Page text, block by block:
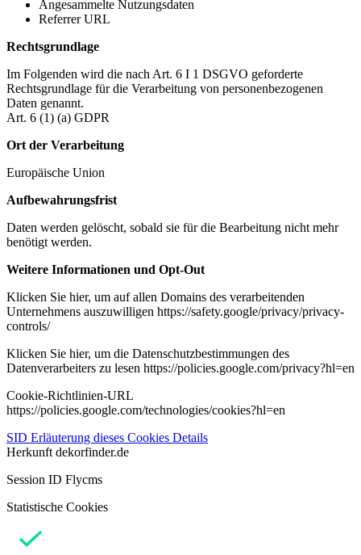
Angesammelte Nutzungsdaten
Referrer URL
Rechtsgrundlage
Im Folgenden wird die nach Art. 6 I 1 DSGVO geforderte
Rechtsgrundlage für die Verarbeitung von personenbezogenen
Daten genannt.
Art. 6 (1) (a) GDPR
Ort der Verarbeitung
Europäische Union
Aufbewahrungsfrist
Daten werden gelöscht, sobald sie für die Bearbeitung nicht mehr
benötigt werden.
Weitere Informationen und Opt-Out
Klicken Sie hier, um auf allen Domains des verarbeitenden
Unternehmens auszuwilligen https://safety.google/privacy/privacy-
controls/
Klicken Sie hier, um die Datenschutzbestimmungen des
Datenverarbeiters zu lesen https://policies.google.com/privacy?hl=en
Cookie-Richtlinien-URL
https://policies.google.com/technologies/cookies?hl=en
SID Erläuterung dieses Cookies Details
Herkunft dekorfinder.de
Session ID Flycms
Statistische Cookies